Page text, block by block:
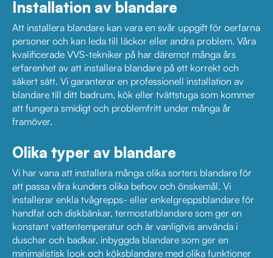
Installation av blandare
Att installera blandare kan vara en svår uppgift för oerfarna
personer och kan leda till läckor eller andra problem. Våra
kvalificerade VVS-tekniker på har däremot många års
erfarenhet av att installera blandare på ett korrekt och
säkert sätt. Vi garanterar en professionell installation av
blandare till ditt badrum, kök eller tvättstuga som kommer
att fungera smidigt och problemfritt under många år
framöver.
Olika typer av blandare
Vi har vana att installera många olika sorters blandare för
att passa våra kunders olika behov och önskemål. Vi
installerar enkla tvågrepps- eller enkelgreppsblandare för
handfat och diskbänkar, termostatblandare som ger en
konstant vattentemperatur och är vanligtvis använda i
duschar och badkar, inbyggda blandare som ger en
minimalistisk look och köksblandare med olika funktioner